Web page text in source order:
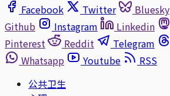
Facebook
Twitter Bluesky
Github
Instagram Linkedin
Pinterest
Reddit Telegram
Whatsapp
Youtube
RSS
公共卫生